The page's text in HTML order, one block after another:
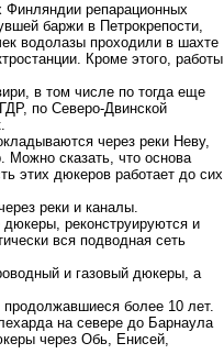
Финляндии репарационных
баржи в Петрокрепости,
водолазы проходили в шахте
Кроме этого, работы
в том числе по тогда еще
по Северо-Двинской
через реки Неву,
сказать, что основа
этих дюкеров работает до сих
реки и каналы.
реконструируются и
вся подводная сеть
и газовый дюкеры, а
более 10 лет.
на севере до Барнаула
через Обь, Енисей,